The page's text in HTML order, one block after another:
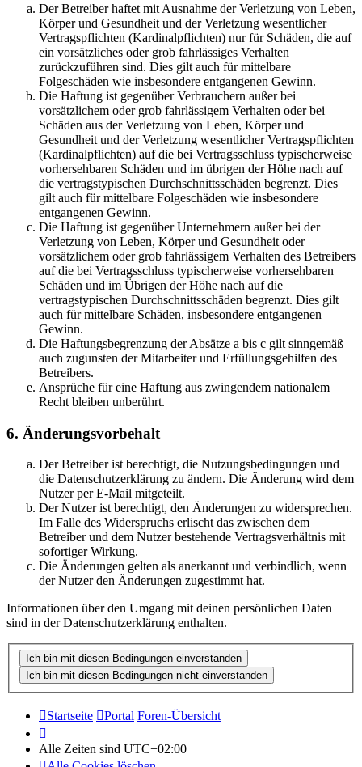
Der Betreiber haftet mit Ausnahme der Verletzung von Leben,
Körper und Gesundheit und der Verletzung wesentlicher
Vertragspflichten (Kardinalpflichten) nur für Schäden, die auf
ein vorsätzliches oder grob fahrlässiges Verhalten
zurückzuführen sind. Dies gilt auch für mittelbare
Folgeschäden wie insbesondere entgangenen Gewinn.
Die Haftung ist gegenüber Verbrauchern außer bei
vorsätzlichem oder grob fahrlässigem Verhalten oder bei
Schäden aus der Verletzung von Leben, Körper und
Gesundheit und der Verletzung wesentlicher Vertragspflichten
(Kardinalpflichten) auf die bei Vertragsschluss typischerweise
vorhersehbaren Schäden und im übrigen der Höhe nach auf
die vertragstypischen Durchschnittsschäden begrenzt. Dies
gilt auch für mittelbare Folgeschäden wie insbesondere
entgangenen Gewinn.
Die Haftung ist gegenüber Unternehmern außer bei der
Verletzung von Leben, Körper und Gesundheit oder
vorsätzlichem oder grob fahrlässigem Verhalten des Betreibers
auf die bei Vertragsschluss typischerweise vorhersehbaren
Schäden und im Übrigen der Höhe nach auf die
vertragstypischen Durchschnittsschäden begrenzt. Dies gilt
auch für mittelbare Schäden, insbesondere entgangenen
Gewinn.
Die Haftungsbegrenzung der Absätze a bis c gilt sinngemäß
auch zugunsten der Mitarbeiter und Erfüllungsgehilfen des
Betreibers.
Ansprüche für eine Haftung aus zwingendem nationalem
Recht bleiben unberührt.
6. Änderungsvorbehalt
Der Betreiber ist berechtigt, die Nutzungsbedingungen und
die Datenschutzerklärung zu ändern. Die Änderung wird dem
Nutzer per E-Mail mitgeteilt.
Der Nutzer ist berechtigt, den Änderungen zu widersprechen.
Im Falle des Widerspruchs erlischt das zwischen dem
Betreiber und dem Nutzer bestehende Vertragsverhältnis mit
sofortiger Wirkung.
Die Änderungen gelten als anerkannt und verbindlich, wenn
der Nutzer den Änderungen zugestimmt hat.
Informationen über den Umgang mit deinen persönlichen Daten
sind in der Datenschutzerklärung enthalten.
Startseite Portal Foren-Übersicht
Alle Zeiten sind UTC+02:00